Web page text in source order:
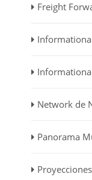
Freight
Network de
Panorama